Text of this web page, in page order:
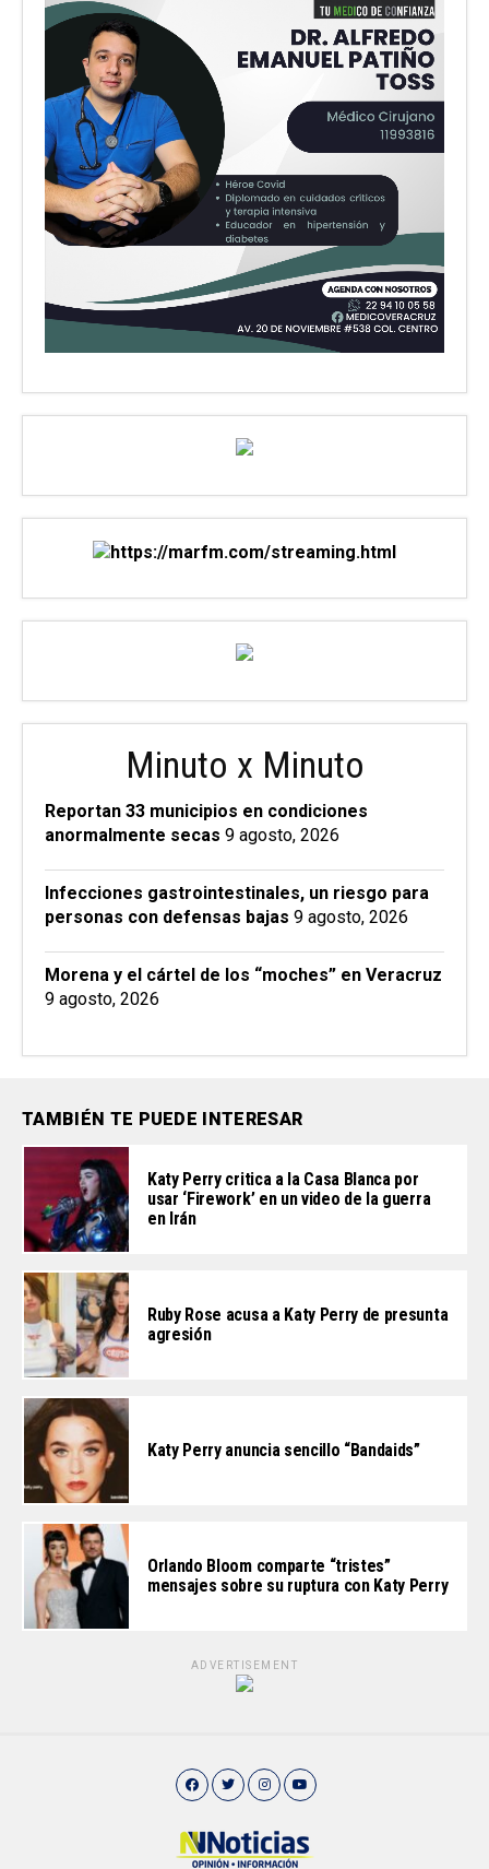
Minuto x Minuto
Reportan 33 municipios en condiciones
anormalmente secas 9 agosto, 2026
Infecciones gastrointestinales, un riesgo para
personas con defensas bajas 9 agosto, 2026
Morena y el cártel de los “moches” en Veracruz
9 agosto, 2026
TAMBIÉN TE PUEDE INTERESAR
Katy Perry critica a la Casa Blanca por
usar ‘Firework’ en un video de la guerra
en Irán
Ruby Rose acusa a Katy Perry de presunta
agresión
Katy Perry anuncia sencillo “Bandaids”
Orlando Bloom comparte “tristes”
mensajes sobre su ruptura con Katy Perry
ADVERTISEMENT